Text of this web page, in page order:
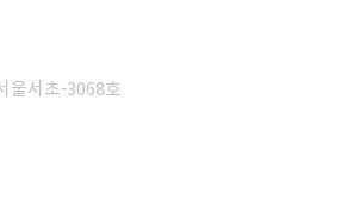
서초-3068호